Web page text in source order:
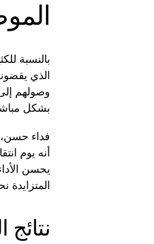
بالنسبة
الذي
وصولهم
بشكل
فداء حسن،
أنه يوم
يحسن
المتزايدة